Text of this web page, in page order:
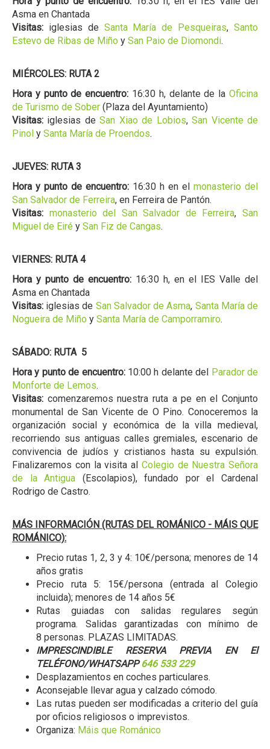
Asma en Chantada
Visitas: iglesias de Santa María de Pesqueiras,Santo
Estevo de Ribas de Miño y San Paio de Diomondi.
MIÉRCOLES: RUTA 2
Hora y punto de encuentro: 16:30 h, delante de la Oficina
de Turismo de Sober (Plaza del Ayuntamiento)
Visitas: iglesias deSan Xiao de Lobios,San Vicente de
Pinol y Santa María de Proendos.
JUEVES: RUTA 3
Hora y punto de encuentro: 16:30 h en el monasterio del
San Salvador de Ferreira, en Ferreira de Pantón.
Visitas: monasterio del San Salvador de Ferreira,San
Miguel de Eiré y San Fiz de Cangas.
VIERNES: RUTA 4
Hora y punto de encuentro: 16:30 h, en el IES Valle del
Asma en Chantada
Visitas: iglesias de San Salvador de Asma, Santa María de
Nogueira de Miño y Santa María de Camporramiro.
SÁBADO: RUTA 5
Hora y punto de encuentro:10:00 h delante del
Parador de
Monforte de Lemos.
Visitas: comenzaremos nuestra ruta a pe en el Conjunto
monumental de San Vicente de O Pino. Conoceremos la
organización social y económica de la villa medieval,
recorriendo sus antiguas calles gremiales, escenario de
convivencia de judíos y cristianos hasta su expulsión.
Finalizaremos con la visita al Colegio de Nuestra Señora
de la Antigua (Escolapios), fundado por el Cardenal
Rodrigo de Castro.
MÁS INFORMACIÓN (RUTAS DEL ROMÁNICO - MÁIS QUE
ROMÁNICO):
Precio rutas 1, 2, 3 y 4: 10€/persona; menores de 14
años gratis
Precio ruta 5: 15€/persona (entrada al Colegio
incluida); menores de 14 años 5€
Rutas guiadas con salidas regulares según
programa. Salidas garantizadas con mínimo de
8 personas. PLAZAS LIMITADAS.
IMPRESCINDIBLE RESERVA PREVIA EN El
TELÉFONO/WHATSAPP646 533 229
Desplazamientos en coches particulares.
Aconsejable llevar agua y calzado cómodo.
Las rutas pueden ser modificadas a criterio del guía
por oficios religiosos o imprevistos.
Organiza: Máis que Románico